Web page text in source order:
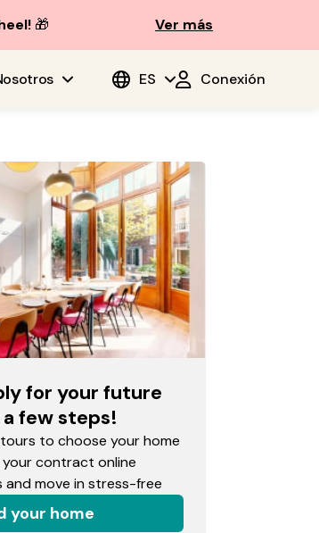
🎁 Ver más
ES Conexión
for your future
few steps!
to choose your home
contract online
and move in stress-free
your home